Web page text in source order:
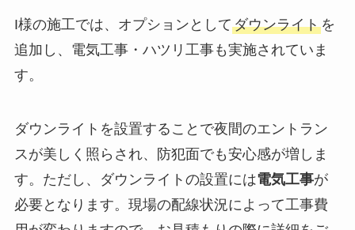
I様の施工では、オプションとしてダウンライトを
追加し、電気工事・ハツリ工事も実施されていま
す。
ダウンライトを設置することで夜間のエントラン
スが美しく照らされ、防犯面でも安心感が増しま
す。ただし、ダウンライトの設置には電気工事が
必要となります。現場の配線状況によって工事費